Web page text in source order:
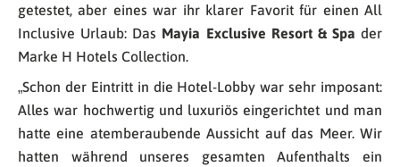
getestet, aber eines war ihr klarer Favorit für einen All
Inclusive Urlaub: Das Mayia Exclusive Resort & Spa der
Marke H Hotels Collection.
„Schon der Eintritt in die Hotel-Lobby war sehr imposant:
Alles war hochwertig und luxuriös eingerichtet und man
hatte eine atemberaubende Aussicht auf das Meer. Wir
hatten während unseres gesamten Aufenthalts ein